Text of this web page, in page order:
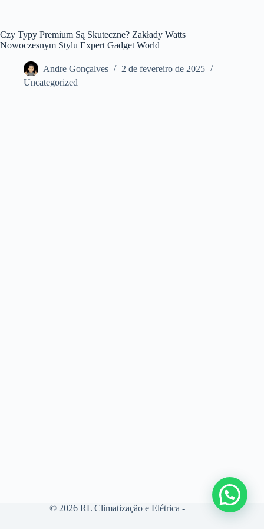
Czy Typy Premium Są Skuteczne? Zakłady Watts
Nowoczesnym Stylu Expert Gadget World
Andre Gonçalves
2 de fevereiro de 2025
Uncategorized
© 2026 RL Climatização e Elétrica -